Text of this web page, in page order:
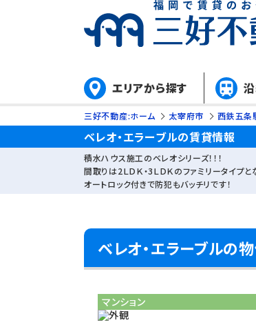
エリアから探す
三好不動産:ホーム 太宰府市 西鉄五条
ベレオ・エラーブルの賃貸情報
積水ハウス施工のベレオシリーズ！！！
間取りは2ＬＤＫ・3ＬＤＫのファミリータイプと
オートロック付きで防犯もバッチリです！
ベレオ・エラーブルの
マンション